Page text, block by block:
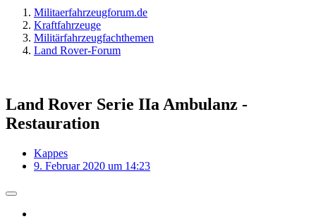
Militaerfahrzeugforum.de
Kraftfahrzeuge
Militärfahrzeugfachthemen
Land Rover-Forum
Land Rover Serie IIa Ambulanz -
Restauration
Kappes
9. Februar 2020 um 14:23